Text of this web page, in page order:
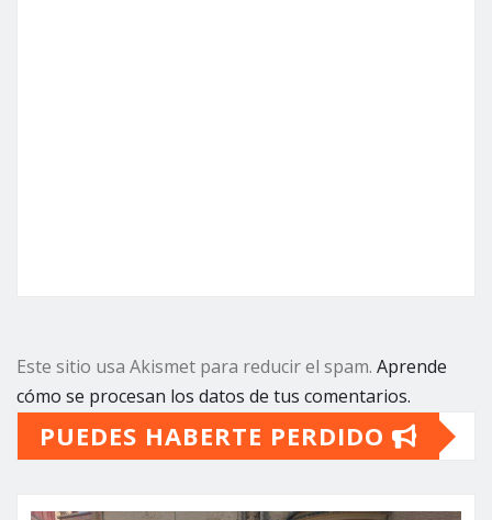
Este sitio usa Akismet para reducir el spam. Aprende
cómo se procesan los datos de tus comentarios.
PUEDES HABERTE PERDIDO